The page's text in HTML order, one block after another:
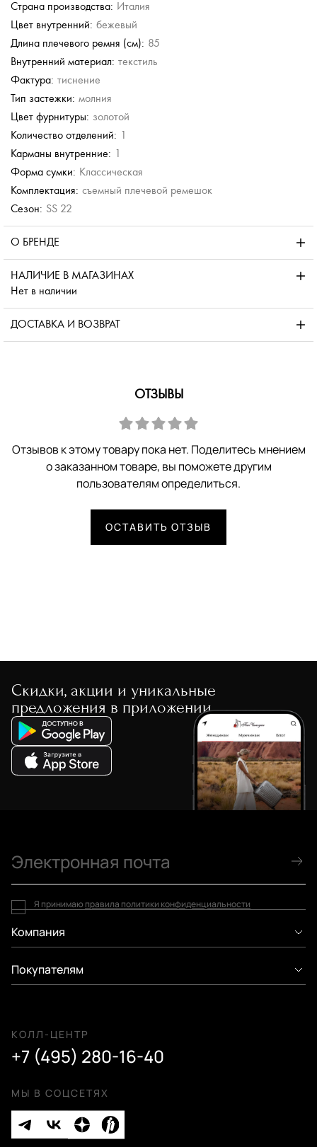
Страна производства: Италия
Цвет внутренний: бежевый
Длина плечевого ремня (см): 85
Внутренний материал: текстиль
Фактура: тиснение
Тип застежки: молния
Цвет фурнитуры: золотой
Количество отделений: 1
Карманы внутренние: 1
Форма сумки: Классическая
Комплектация: съемный плечевой ремешок
Сезон: SS 22
О БРЕНДЕ
НАЛИЧИЕ В МАГАЗИНАХ
Нет в наличии
ДОСТАВКА И ВОЗВРАТ
ОТЗЫВЫ
Отзывов к этому товару пока нет. Поделитесь мнением
о заказанном товаре, вы поможете другим
пользователям определиться.
ОСТАВИТЬ ОТЗЫВ
Скидки, акции и уникальные
предложения в приложении
Компания
Покупателям
КОЛЛ-ЦЕНТР
+7 (495) 280-16-40
МЫ В СОЦСЕТЯХ
Я принимаю правила политики конфиденциальности